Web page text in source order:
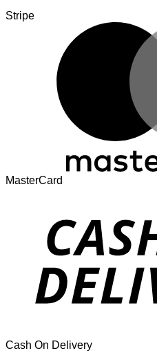
Stripe
MasterCard
Cash On Delivery